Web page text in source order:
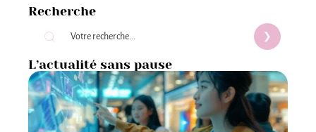
Recherche
L’actualité sans pause